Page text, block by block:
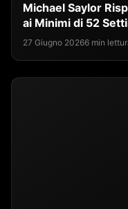
Michael Saylor
ai Minimi di 52
27 Giugno 20266 min